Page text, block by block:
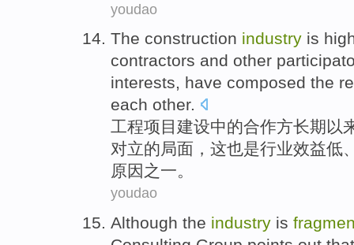
youdao
The construction industry is
contractors and other
interests, have composed the
each other.
工程项目建设中的合作方长期以
对立的局面， 这也是行业效益低
原因之一。
youdao
Although the industry is